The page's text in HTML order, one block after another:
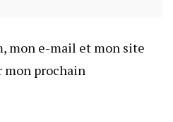
mon e-mail et mon site
mon prochain